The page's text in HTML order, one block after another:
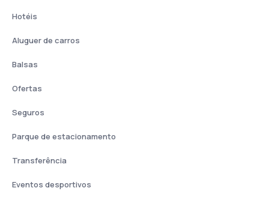
Hotéis
Aluguer de carros
Balsas
Ofertas
Seguros
Parque de estacionamento
Transferência
Eventos desportivos